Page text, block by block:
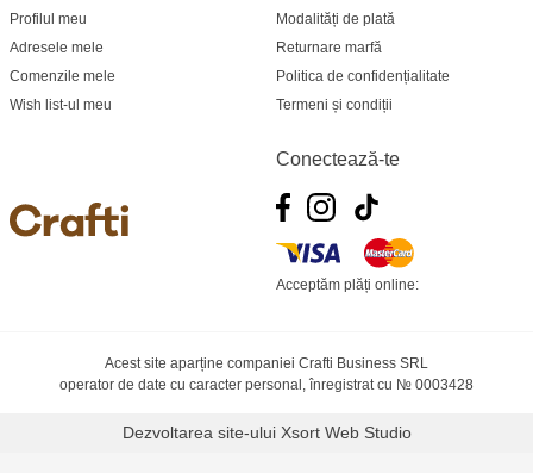
Modalități de plată
Returnare marfă
Politica de confidențialitate
Termeni și condiții
Profilul meu
Adresele mele
Comenzile mele
Wish list-ul meu
Conectează-te
Acceptăm plăți online:
Acest site aparține companiei Crafti Business SRL
operator de date cu caracter personal, înregistrat cu № 0003428
Dezvoltarea site-ului Xsort Web Studio